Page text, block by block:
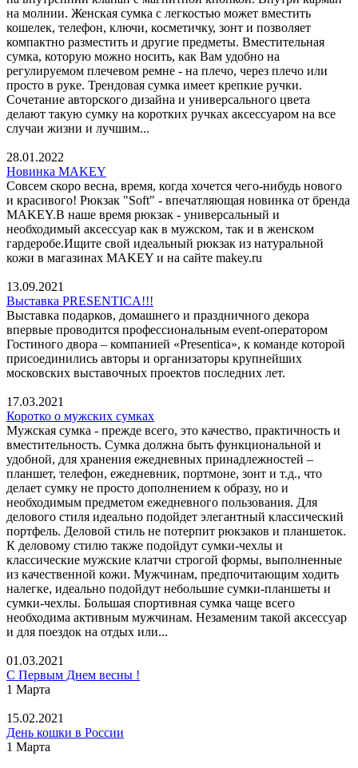
на молнии. Женская сумка с легкостью может вместить
кошелек, телефон, ключи, косметичку, зонт и позволяет
компактно разместить и другие предметы. Вместительная
сумка, которую можно носить, как Вам удобно на
регулируемом плечевом ремне - на плечо, через плечо или
просто в руке. Трендовая сумка имеет крепкие ручки.
Сочетание авторского дизайна и универсального цвета
делают такую сумку на коротких ручках аксессуаром на все
случаи жизни и лучшим...
28.01.2022
Новинка MAKEY
Совсем скоро весна, время, когда хочется чего-нибудь нового
и красивого! Рюкзак "Soft" - впечатляющая новинка от бренда
MAKEY.В наше время рюкзак - универсальный и
необходимый аксессуар как в мужском, так и в женском
гардеробе.Ищите свой идеальный рюкзак из натуральной
кожи в магазинах MAKEY и на сайте makey.ru
13.09.2021
Выставка PRESENTICA!!!
Выставка подарков, домашнего и праздничного декора
впервые проводится профессиональным event-оператором
Гостиного двора – компанией «Presentica», к команде которой
присоединились авторы и организаторы крупнейших
московских выставочных проектов последних лет.
17.03.2021
Коротко о мужских сумках
Мужская сумка - прежде всего, это качество, практичность и
вместительность. Сумка должна быть функциональной и
удобной, для хранения ежедневных принадлежностей –
планшет, телефон, ежедневник, портмоне, зонт и т.д., что
делает сумку не просто дополнением к образу, но и
необходимым предметом ежедневного пользования. Для
делового стиля идеально подойдет элегантный классический
портфель. Деловой стиль не потерпит рюкзаков и планшеток.
К деловому стилю также подойдут сумки-чехлы и
классические мужские клатчи строгой формы, выполненные
из качественной кожи. Мужчинам, предпочитающим ходить
налегке, идеально подойдут небольшие сумки-планшеты и
сумки-чехлы. Большая спортивная сумка чаще всего
необходима активным мужчинам. Незаменим такой аксессуар
и для поездок на отдых или...
01.03.2021
С Первым Днем весны !
1 Марта
15.02.2021
День кошки в России
1 Марта